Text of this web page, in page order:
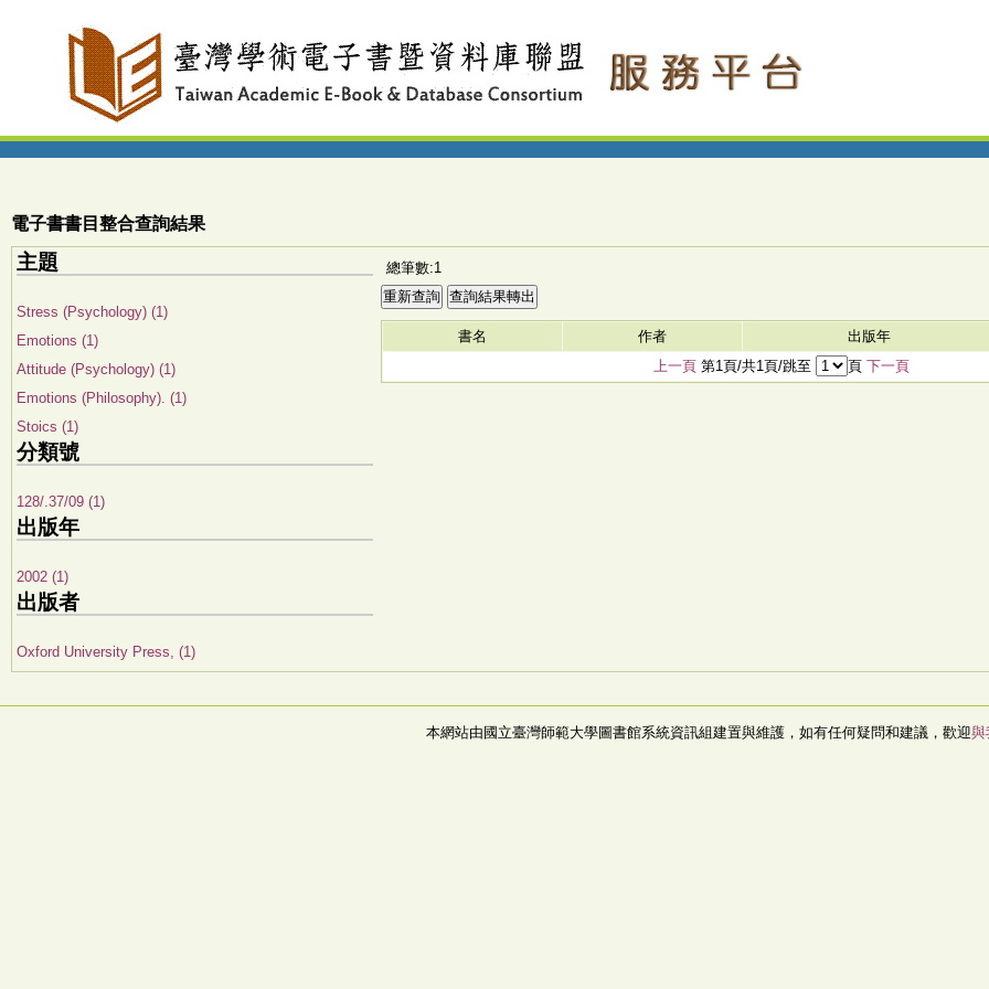
電子書書目整合查詢結果
主題
Stress (Psychology) (1)
Emotions (1)
Attitude (Psychology) (1)
Emotions (Philosophy). (1)
Stoics (1)
分類號
128/.37/09 (1)
出版年
2002 (1)
出版者
Oxford University Press, (1)
總筆數:1
書名 作者 出版年
上一頁第1頁/共1頁/跳至 頁 下一頁
本網站由國立臺灣師範大學圖書館系統資訊組建置與維護，如有任何疑問和建議，歡迎與